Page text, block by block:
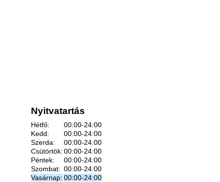
Nyitvatartás
Hétfő:
00:00-24:00
Kedd:
00:00-24:00
Szerda:
00:00-24:00
Csütörtök:00:00-24:00
Péntek:
00:00-24:00
Szombat: 00:00-24:00
Vasárnap: 00:00-24:00